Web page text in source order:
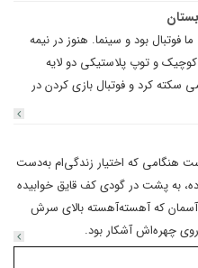
بود و سینما. هنوز در نیمه
گل کوچیک و توپ پلاستیکی دو لایه
سکته کرد و فوتبال بازی کردن در
هنگامی که اختیار زندگی‌ام به‌دست
به پشت در گودی کف قایق خوابیده
که آهسته‌آهسته بالای سرش
چهره‌اش آشکار بود.